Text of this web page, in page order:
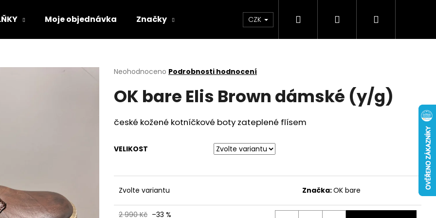
Moje objednávka Značky CZK Hledat PřihlášeníNákupní
Průměrné
produktu
je
z
5
Neohodnoceno Podrobnosti hodnocení
OK bare Elis Brown dámské (y/g)
české kožené kotníčkové boty zateplené flísem
VELIKOST
Zvolte variantu Značka:OK bare
2 990 Kč –33 %
HLEDAT
BAREFOOT S PAMĚŤOVOU SUEDE (VELOUR) NUBUCK SPRAY 200